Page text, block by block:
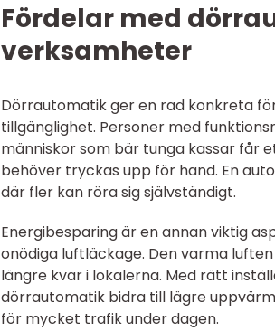
Fördelar med
verksamheter
Dörrautomatik ger en rad konkreta
tillgänglighet. Personer med
människor som bär tunga kassar får
behöver tryckas upp för hand. En
där fler kan röra sig självständigt.
Energibesparing är en annan viktig
onödiga luftläckage. Den varma
längre kvar i lokalerna. Med rätt
dörrautomatik bidra till lägre
för mycket trafik under dagen.